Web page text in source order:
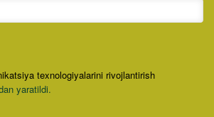
texnologiyalarini rivojlantirish
yaratildi.